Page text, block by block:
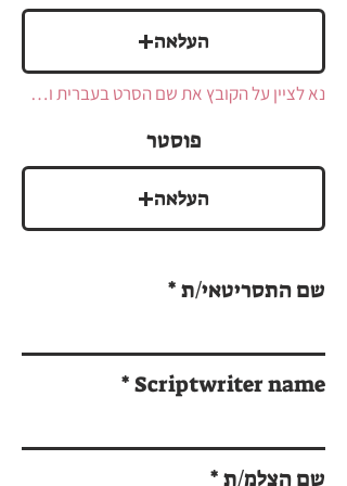
העלאה
נא לציין על הקובץ את שם הסרט בעברית ואנגלית. ניתן לשלוח קובץ mp4
פוסטר
העלאה
שם התסריטאי/ת
Scriptwriter name
שם הצלמ/ת